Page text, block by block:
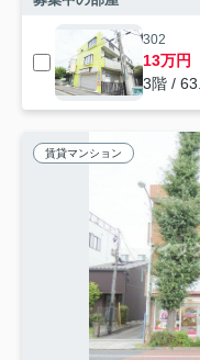
302
13万円
3階 /
賃貸マンション